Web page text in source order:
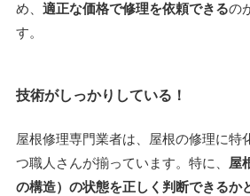
め、 適正な価格で修理を依頼できるの
す。
技術がしっかりしている！
屋根修理専門業者は、屋根の修理に特
つ職人さんが揃っています。特に、 屋
の構造）の状態を正しく判断できるか